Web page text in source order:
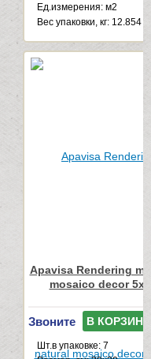
Ед.измерения: м2
Веc упаковки, кг: 12.854
Apavisa Rendering
mosaico decor
Звоните В КОРЗИНУ
Шт.в упаковке: 7